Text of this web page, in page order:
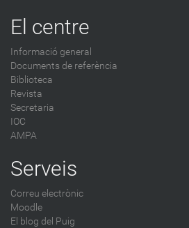
El centre
Informació general
Documents de referència
Biblioteca
Revista
Secretaria
IOC
AMPA
Serveis
Correu electrònic
Moodle
El blog del Puig